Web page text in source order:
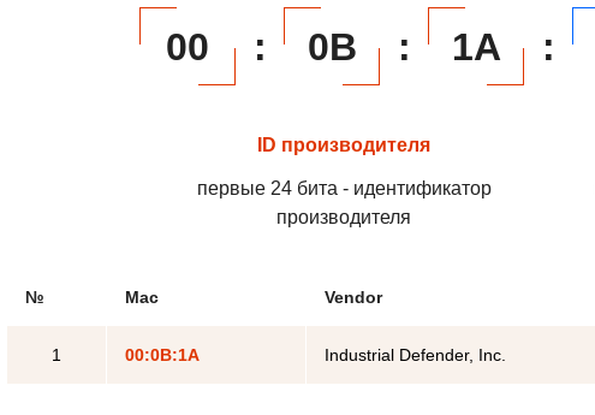
00 : 0B : 1A :
ID производителя
первые 24 бита - идентификатор
производителя
№ Mac Vendor
1 00:0B:1A Industrial Defender, Inc.